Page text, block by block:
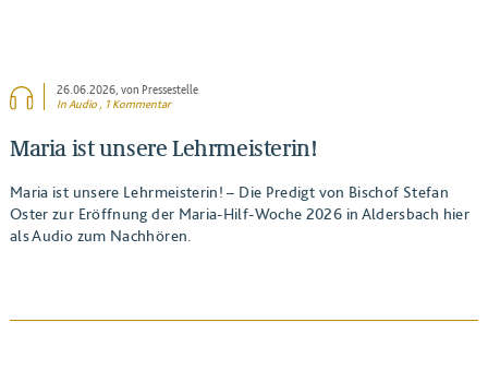
26.06.2026, von Pressestelle
In Audio , 1 Kommentar
Maria ist unsere Lehrmeisterin!
Maria ist unsere Lehrmeisterin! – Die Predigt von Bischof Stefan
Oster zur Eröffnung der Maria-Hilf-Woche 2026 in Aldersbach hier
als Audio zum Nachhören.